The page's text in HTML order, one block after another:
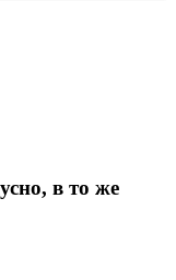
в то же